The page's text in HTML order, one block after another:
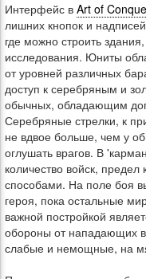
Интерфейс в Art of
лишних кнопок и
где можно строить
исследования. Юниты
от уровней различных
доступ к серебряным и
обычных, обладающим
Серебряные стрелки, к
не вдвое больше, чем у
оглушать врагов. В
количество войск,
способами. На поле боя
героя, пока остальные
важной постройкой
обороны от нападающих
слабые и немощные, на